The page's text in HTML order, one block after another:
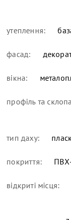
утеплення:
фасад:
вікна:
профіль та
тип даху:
покриття:
відкриті місця: